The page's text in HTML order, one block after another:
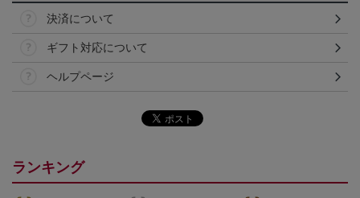
決済について
ギフト対応について
ヘルプページ
ランキング